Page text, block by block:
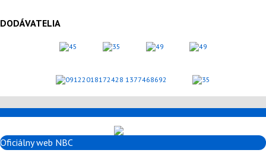
DODÁVATELIA
Oficiálny web NBC